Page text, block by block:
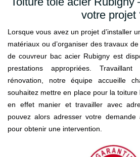
votre projet
Lorsque vous avez un projet d’installer
matériaux ou d’organiser des travaux
de couvreur bac acier Rubigny est
prestations appropriées.
rénovation, notre équipe accueille
souhaitez mettre en place pour la
en effet manier et travailler avec
pouvez alors adresser votre
pour obtenir une intervention.